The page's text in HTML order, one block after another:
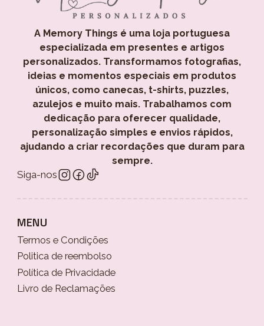
A Memory Things é uma loja portuguesa
especializada em presentes e artigos
personalizados. Transformamos fotografias,
ideias e momentos especiais em produtos
únicos, como canecas, t-shirts, puzzles,
azulejos e muito mais. Trabalhamos com
dedicação para oferecer qualidade,
personalização simples e envios rápidos,
ajudando a criar recordações que duram para
sempre.
Siga-nos
MENU
Termos e Condições
Politica de reembolso
Política de Privacidade
Livro de Reclamações